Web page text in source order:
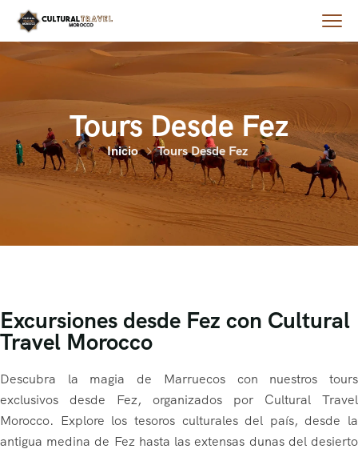
Tours Desde Fez
Inicio Tours Desde Fez
Excursiones desde Fez con Cultural
Travel Morocco
Descubra la magia de Marruecos con nuestros tours
exclusivos desde Fez, organizados por Cultural Travel
Morocco. Explore los tesoros culturales del país, desde la
antigua medina de Fez hasta las extensas dunas del desierto